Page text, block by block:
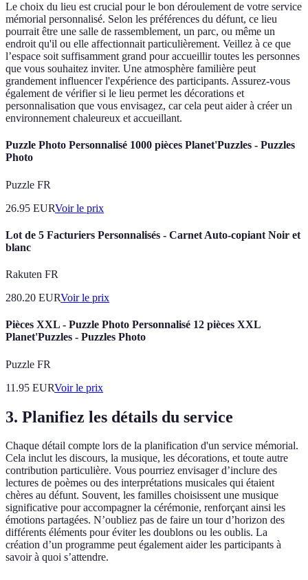
Le choix du lieu est crucial pour le bon déroulement de votre service
mémorial personnalisé. Selon les préférences du défunt, ce lieu
pourrait être une salle de rassemblement, un parc, ou même un
endroit qu'il ou elle affectionnait particulièrement. Veillez à ce que
l’espace soit suffisamment grand pour accueillir toutes les personnes
que vous souhaitez inviter. Une atmosphère familière peut
grandement influencer l'expérience des participants. Assurez-vous
également de vérifier si le lieu permet les décorations et
personnalisation que vous envisagez, car cela peut aider à créer un
environnement chaleureux et accueillant.
Puzzle Photo Personnalisé 1000 pièces Planet'Puzzles - Puzzles
Photo
Puzzle FR
26.95 EURVoir le prix
Lot de 5 Facturiers Personnalisés - Carnet Auto-copiant Noir et
blanc
Rakuten FR
280.20 EURVoir le prix
Pièces XXL - Puzzle Photo Personnalisé 12 pièces XXL
Planet'Puzzles - Puzzles Photo
Puzzle FR
11.95 EURVoir le prix
3. Planifiez les détails du service
Chaque détail compte lors de la planification d'un service mémorial.
Cela inclut les discours, la musique, les décorations, et toute autre
contribution particulière. Vous pourriez envisager d’inclure des
lectures de poèmes ou des interprétations musicales qui étaient
chères au défunt. Souvent, les familles choisissent une musique
significative pour accompagner la cérémonie, renforçant ainsi les
émotions partagées. N’oubliez pas de faire un tour d’horizon des
différents éléments pour éviter les doublons ou les oublis. La
création d’un programme peut également aider les participants à
savoir à quoi s’attendre.